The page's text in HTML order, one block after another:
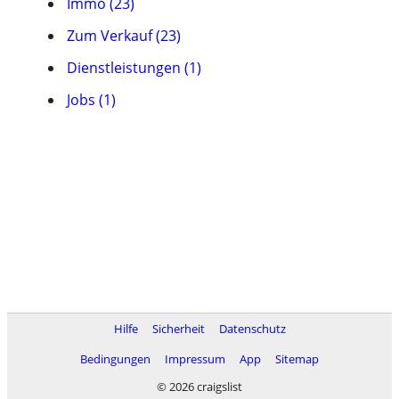
Zum Verkauf (23)
Dienstleistungen (1)
Jobs (1)
Hilfe Sicherheit
Datenschutz
Bedingungen
Impressum App
Sitemap
© 2026 craigslist